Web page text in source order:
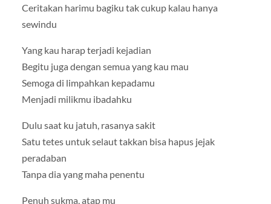
Ceritakan harimu bagiku tak cukup kalau hanya
sewindu
Yang kau harap terjadi kejadian
Begitu juga dengan semua yang kau mau
Semoga di limpahkan kepadamu
Menjadi milikmu ibadahku
Dulu saat ku jatuh, rasanya sakit
Satu tetes untuk selaut takkan bisa hapus jejak
peradaban
Tanpa dia yang maha penentu
Penuh sukma, atap mu